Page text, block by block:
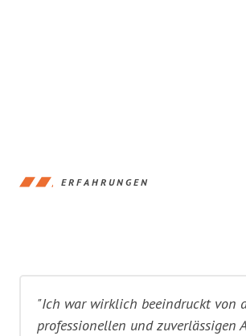
ERFAHRUNGEN
"Ich war wirklich beeindruckt von
professionellen und zuverlässigen